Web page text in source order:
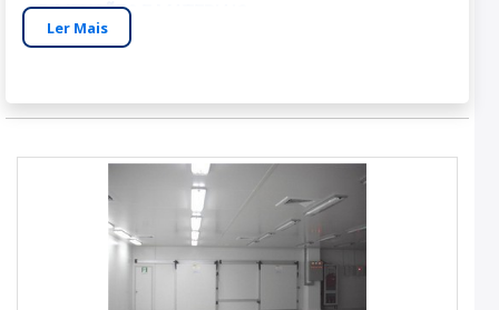
DIMENSÕES E MATERIAIS
asseguram excelente eficiência térmica.
CAPACIDADE E COMPATIBILIDADE
Compatíveis com todos os modelos Iveco, nossos produtos
suportam variações extremas de temperatura, mantendo a
integridade das cargas transportadas.
BENEFÍCIOS PRÁTICOS
Ler Mais